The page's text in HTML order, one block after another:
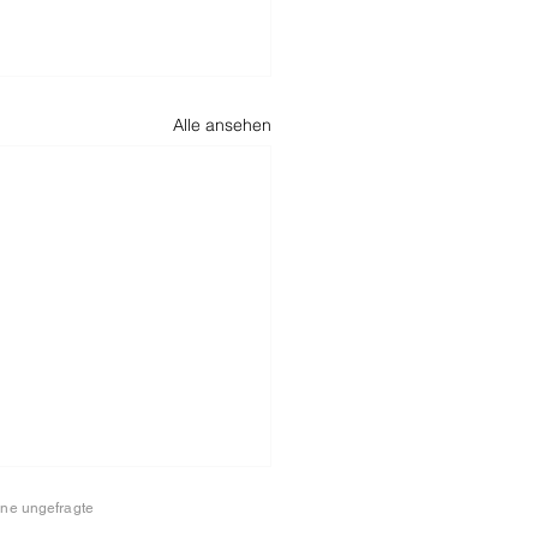
Alle ansehen
ungefragte